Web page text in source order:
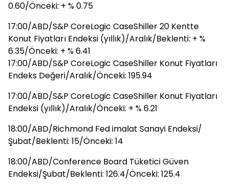
0.60/Önceki: + % 0.75
17:00/ABD/S&P CoreLogic CaseShiller 20 Kentte
Konut Fiyatları Endeksi (yıllık)/Aralık/Beklenti: + %
6.35/Önceki: + % 6.41
17:00/ABD/S&P CoreLogic CaseShiller Konut Fiyatları
Endeks Değeri/Aralık/Önceki: 195.94
17:00/ABD/S&P CoreLogic CaseShiller Konut Fiyatları
Endeksi (yıllık)/Aralık/Önceki: + % 6.21
18:00/ABD/Richmond Fed imalat Sanayi Endeksi/
Şubat/Beklenti: 15/Önceki: 14
18:00/ABD/Conference Board Tüketici Güven
Endeksi/Şubat/Beklenti: 126.4/Önceki: 125.4